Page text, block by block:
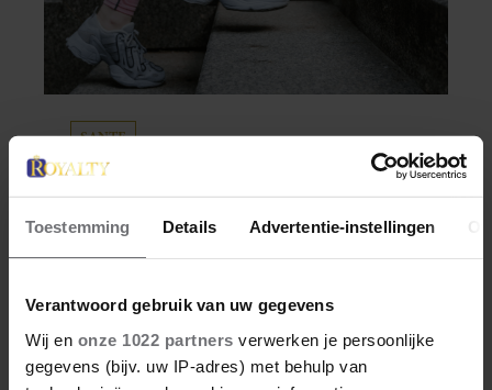
Toestemming Details Advertentie-instellingen
Verantwoord gebruik van uw gegevens
Wij en onze 1022 partners verwerken je persoonlijke
gegevens (bijv. uw IP-adres) met behulp van
SANTE
DÍT IS WAAROM
TRAPLOPEN ZO ZWAAR
VOELT (SPOILER: HET LIGT
NIET AAN JE CONDITIE)
Je wil meer aan je conditie werken of je
stappendoel halen, en dus neem je de trap in
plaats van de roltrap of lift. Maar halverwege